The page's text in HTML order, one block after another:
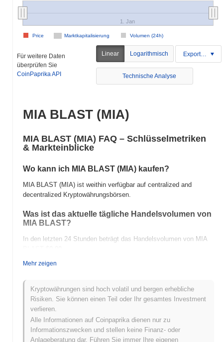
Marktkapitalisierung Volumen (24h)
Price
1. Jan
Für weitere Daten
überprüfen Sie
CoinPaprika API
Linear Logarithmisch Exportieren
Technische Analyse
MIA BLAST (MIA)
MIA BLAST (MIA) FAQ – Schlüsselmetriken
& Markteinblicke
Wo kann ich MIA BLAST (MIA) kaufen?
MIA BLAST (MIA) ist weithin verfügbar auf centralized and
decentralized Kryptowährungsbörsen.
Was ist das aktuelle tägliche Handelsvolumen von
MIA BLAST?
In den letzten 24 Stunden beträgt das Handelsvolumen von MIA
Was ist die Preisspanne von MIA BLAST in der
Allzeithoch (ATH):$0.018113
Allzeittief (ATL):$0.00
MIA BLAST wird derzeit ~100.00%unter seinem ATH gehandelt .
Mehr zeigen
Kryptowährungen sind hoch volatil und bergen erhebliche
Risiken. Sie können einen Teil oder Ihr gesamtes Investment
verlieren.
Alle Informationen auf Coinpaprika dienen nur zu
Informationszwecken und stellen keine Finanz- oder
Anlageberatung dar. Führen Sie immer Ihre eigenen